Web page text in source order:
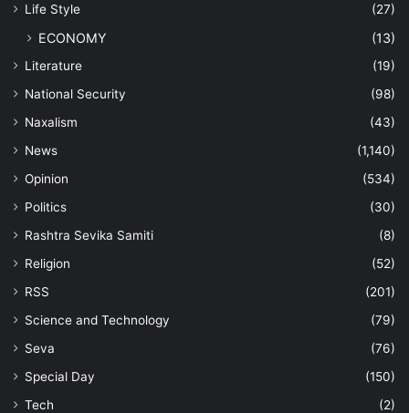
Life Style
(27)
ECONOMY (13)
Literature
(19)
National Security
(98)
Naxalism
(43)
News
(1,140)
Opinion
(534)
Politics
(30)
Rashtra Sevika Samiti
(8)
Religion
(52)
RSS
(201)
Science and Technology
(79)
Seva
(76)
Special Day
(150)
Tech
(2)